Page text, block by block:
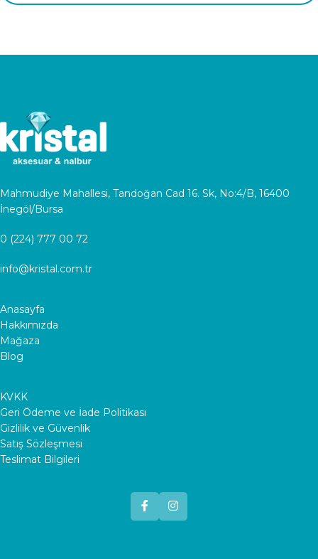
Mahmudiye Mahallesi, Tandoğan Cad 16. Sk, No:4/B, 16400
İnegöl/Bursa
0 (224) 777 00 72
info@kristal.com.tr
Anasayfa
Hakkımızda
Mağaza
Blog
KVKK
Geri Ödeme ve İade Politikası
Gizlilik ve Güvenlik
Satış Sözleşmesi
Teslimat Bilgileri